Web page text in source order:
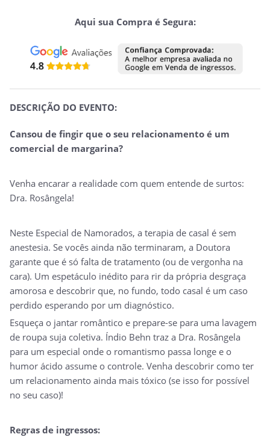
Aqui sua Compra é Segura:
DESCRIÇÃO DO EVENTO:
Cansou de fingir que o seu relacionamento é um
comercial de margarina?
Venha encarar a realidade com quem entende de surtos:
Dra. Rosângela!
Neste Especial de Namorados, a terapia de casal é sem
anestesia. Se vocês ainda não terminaram, a Doutora
garante que é só falta de tratamento (ou de vergonha na
cara). Um espetáculo inédito para rir da própria desgraça
amorosa e descobrir que, no fundo, todo casal é um caso
perdido esperando por um diagnóstico.
Esqueça o jantar romântico e prepare-se para uma lavagem
de roupa suja coletiva. Índio Behn traz a Dra. Rosângela
para um especial onde o romantismo passa longe e o
humor ácido assume o controle. Venha descobrir como ter
um relacionamento ainda mais tóxico (se isso for possível
no seu caso)!
Regras de ingressos: